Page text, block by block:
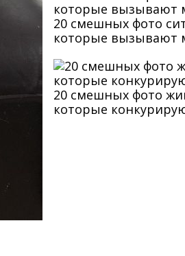
20 смешных фото
которые вызывают
20 смешных фото
которые